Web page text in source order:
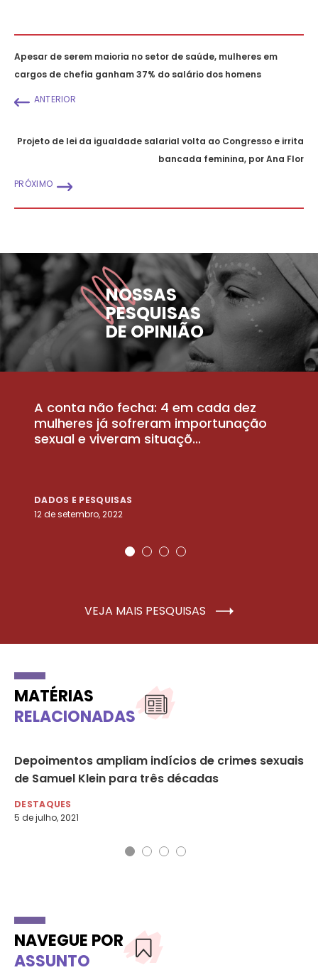
Apesar de serem maioria no setor de saúde, mulheres em
cargos de chefia ganham 37% do salário dos homens
ANTERIOR
Projeto de lei da igualdade salarial volta ao Congresso e irrita
bancada feminina, por Ana Flor
PRÓXIMO
NOSSAS
PESQUISAS
DE OPINIÃO
A conta não fecha: 4 em cada dez
mulheres já sofreram importunação
sexual e viveram situaçõ...
DADOS E PESQUISAS
12 de setembro, 2022
VEJA MAIS PESQUISAS
MATÉRIAS
RELACIONADAS
Depoimentos ampliam indícios de crimes sexuais
de Samuel Klein para três décadas
DESTAQUES
5 de julho, 2021
NAVEGUE POR
ASSUNTO